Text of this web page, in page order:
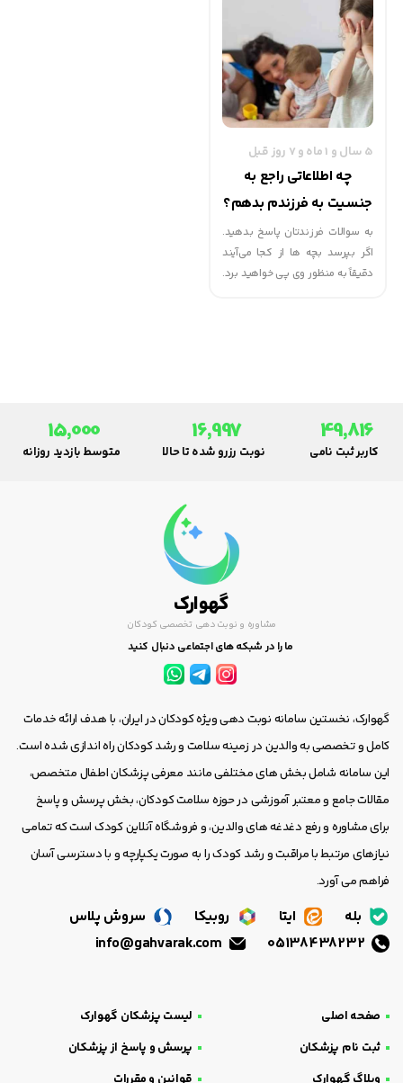
5 سال و 1 ماه و 7 روز قبل
چه اطلاعاتی راجع به
جنسیت به فرزندم بدهم؟
| گهوارک
به سوالات فرزندتان پاسخ بدهید.
اگر بپرسد بچه ها از کجا می‌آیند
دقیقاً به منظور وی پی خواهید برد.
49,816
کاربر ثبت نامی
16,997
نوبت رزرو شده تا حالا
15,000
متوسط بازدید روزانه
گهوارک
مشاوره و نوبت دهی تخصصی کودکان
ما را در شبکه های اجتماعی دنبال کنید
گهوارک، نخستین سامانه نوبت دهی ویژه کودکان در ایران، با هدف ارائه خدمات
کامل و تخصصی به والدین در زمینه سلامت و رشد کودکان راه اندازی شده است.
این سامانه شامل بخش های مختلفی مانند معرفی پزشکان اطفال متخصص،
مقالات جامع و معتبر آموزشی در حوزه سلامت کودکان، بخش پرسش و پاسخ
برای مشاوره و رفع دغدغه های والدین، و فروشگاه آنلاین کودک است که تمامی
نیازهای مرتبط با مراقبت و رشد کودک را به صورت یکپارچه و با دسترسی آسان
فراهم می آورد.
بله ایتا روبیکا
سروش پلاس
صفحه اصلی
لیست پزشکان گهوارک
ثبت نام پزشکان
پرسش و پاسخ از پزشکان
وبلاگ گهوارک
قوانین و مقررات